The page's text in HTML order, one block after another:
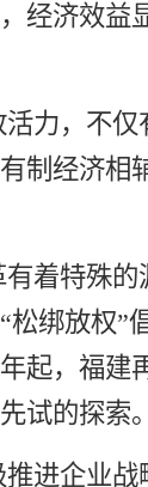
经济效益
力，不仅
制经济相
着特殊的
松绑放权”
起，福建
试的探索
进企业战